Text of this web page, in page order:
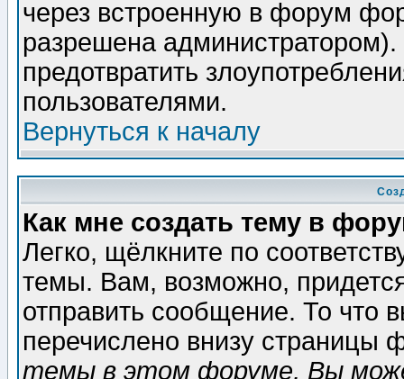
через встроенную в форум
разрешена
предотвратить
пользователями.
Вернуться к началу
Как мне создать тему в
Легко, щёлкните по
темы. Вам, возможно,
отправить сообщение. То что
перечислено внизу страницы
темы в этом форуме, Вы